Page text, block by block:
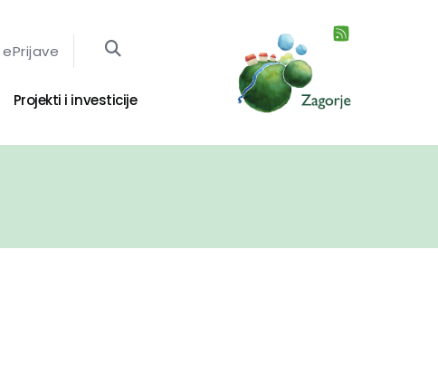
ePrijave
Projekti i investicije